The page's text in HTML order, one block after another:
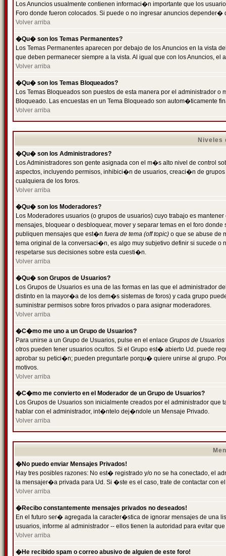
Los Anuncios usualmente contienen informaci�n importante que los
Foro donde fueron colocados. Si puede o no ingresar anuncios
Volver arriba
�Qu� son los Temas Permanentes?
Los Temas Permanentes aparecen por debajo de los Anuncios en la
que deben permanecer siempre a la vista. Al igual que con los Anuncios,
Volver arriba
�Qu� son los Temas Bloqueados?
Los Temas Bloqueados son puestos de esta manera por el administrador
Bloqueado. Las encuestas en un Tema Bloqueado son autom�ticamente
Volver arriba
Niveles
�Qu� son los Administradores?
Los Administradores son gente asignada con el m�s alto nivel de control
aspectos, incluyendo permisos, inhibici�n de usuarios, creaci�n de
cualquiera de los foros.
Volver arriba
�Qu� son los Moderadores?
Los Moderadores usuarios (o grupos de usuarios) cuyo trabajo es
mensajes, bloquear o desbloquear, mover y separar temas en el foro
publiquen mensajes que est�n fuera de tema (off topic) o que se abuse de
tema original de la conversaci�n, es algo muy subjetivo definir si sucede
respetarse sus decisiones sobre esta cuesti�n.
Volver arriba
�Qu� son Grupos de Usuarios?
Los Grupos de Usuarios es una de las formas en las que el administrador
distinto en la mayor�a de los dem�s sistemas de foros) y cada grupo
suministrar permisos sobre foros privados o para asignar moderadores.
Volver arriba
�C�mo me uno a un Grupo de Usuarios?
Para unirse a un Grupo de Usuarios, pulse en el enlace Grupos de Usuarios
otros pueden tener usuarios ocultos. Si el Grupo est� abierto Ud. puede
aprobar su petici�n; pueden preguntarle porqu� quiere unirse al grupo.
motivos.
Volver arriba
�C�mo me convierto en el Moderador de un Grupo de Usuarios?
Los Grupos de Usuarios son inicialmente creados por el administrador
hablar con el administrador, int�ntelo dej�ndole un Mensaje Privado.
Volver arriba
�No puedo enviar Mensajes Privados!
Hay tres posibles razones: No est� registrado y/o no se ha conectado, el
la mensajer�a privada para Ud. Si �ste es el caso, trate de contactar con
Volver arriba
�Recibo constantemente mensajes privados no deseados!
En el futuro ser� agregada la caracter�stica de ignorar mensajes de una
usuarios, informe al administrador -- ellos tienen la autoridad para evitar
Volver arriba
�He recibido spam o correo abusivo de alguien de este foro!